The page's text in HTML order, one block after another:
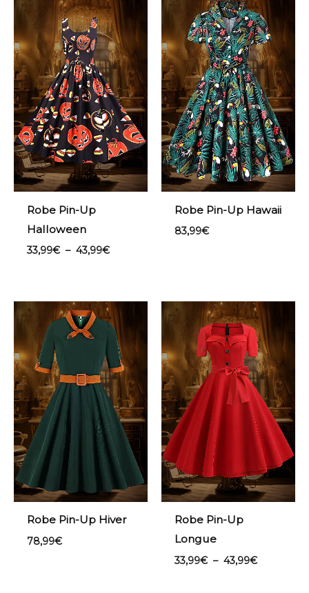
Robe Pin-Up
Halloween
33,99€ – 43,99€
de
prix :
33,99€
à
43,99€
Robe Pin-Up Hawaii
83,99€
Robe Pin-Up Hiver
78,99€
Robe Pin-Up
Longue
33,99€ – 43,99€
Plage
de
prix :
33,99€
à
43,99€